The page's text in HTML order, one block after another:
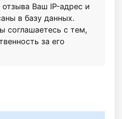
Ваш IP-адрес и
в базу данных.
соглашаетесь с тем,
за его